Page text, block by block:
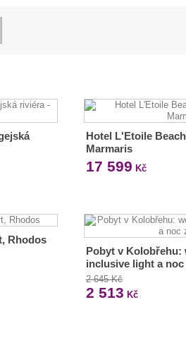
Hotel L'Etoile
Marmaris
17 599 Kč
Rhodos
Pobyt v Kolobřehu:
inclusive light a noc
2 645 Kč
2 513 Kč